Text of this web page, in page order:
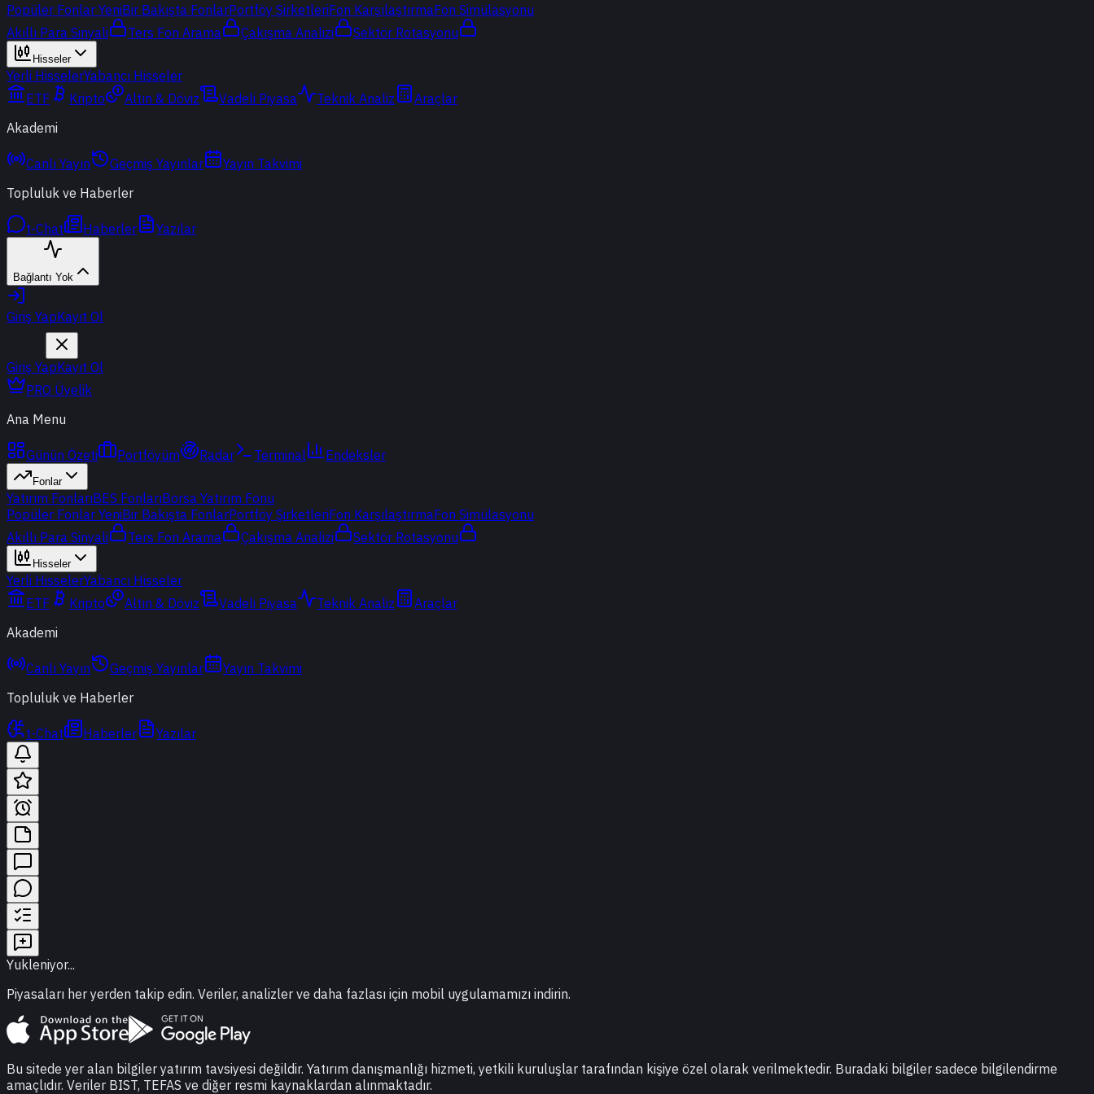
Popüler Fonlar YeniBir Bakışta FonlarPortföy ŞirketleriFon KarşılaştırmaFon Simülasyonu
Akıllı Para Sinyali
Ters Fon Arama Çakışma Analizi Sektör Rotasyonu
Hisseler
Yerli HisselerYabancı Hisseler
ETF
Kripto Altın & Döviz Vadeli Piyasa Teknik Analiz
Araçlar
Akademi
Canlı Yayın Geçmiş Yayınlar
Yayın Takvimi
Topluluk ve Haberler
t-Chat Haberler Yazılar
Bağlantı Yok
Giriş YapKayıt Ol
Giriş YapKayıt Ol
PRO Üyelik
Ana Menu
Günün Özeti Portföyüm Radar Terminal Endeksler
Fonlar
Yatırım FonlarıBES FonlarıBorsa Yatırım Fonu
Popüler Fonlar YeniBir Bakışta FonlarPortföy ŞirketleriFon KarşılaştırmaFon Simülasyonu
Akıllı Para Sinyali
Ters Fon Arama Çakışma Analizi Sektör Rotasyonu
Hisseler
Yerli HisselerYabancı Hisseler
ETF
Kripto Altın & Döviz Vadeli Piyasa Teknik Analiz
Araçlar
Akademi
Canlı Yayın Geçmiş Yayınlar
Yayın Takvimi
Topluluk ve Haberler
t-Chat Haberler Yazılar
Yukleniyor...
Piyasaları her yerden takip edin. Veriler, analizler ve daha fazlası için mobil uygulamamızı indirin.
Bu sitede yer alan bilgiler yatırım tavsiyesi değildir. Yatırım danışmanlığı hizmeti, yetkili kuruluşlar tarafından kişiye özel olarak verilmektedir. Buradaki bilgiler sadece bilgilendirme
amaçlıdır. Veriler BIST, TEFAS ve diğer resmi kaynaklardan alınmaktadır.